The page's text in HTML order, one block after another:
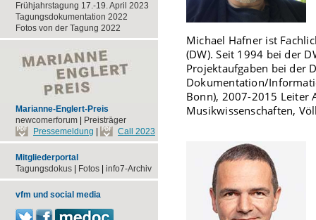
Frühjahrstagung 17.-19. April 2023
Tagungsdokumentation 2022
Fotos von der Tagung 2022
Marianne-Englert-Preis
newcomerforum
Preisträger
Pressemeldung
Call 2023
Mitgliederportal
Tagungsdokus
Fotos info7-Archiv
vfm und social media
Michael Hafner ist
(DW). Seit 1994 bei der
Projektaufgaben bei der
Dokumentation/
Bonn), 2007-2015 Leiter
Musikwissenschaften,